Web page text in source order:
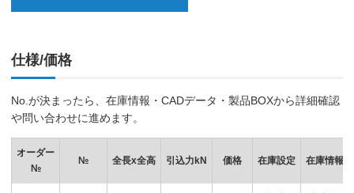
仕様/価格
No.が決まったら、在庫情報・CADデータ・製品BOXから詳細確認
や問い合わせに進めます。
オーダー
№
№ 全長x全高 引込力kN 価格 在庫設定 在庫情報